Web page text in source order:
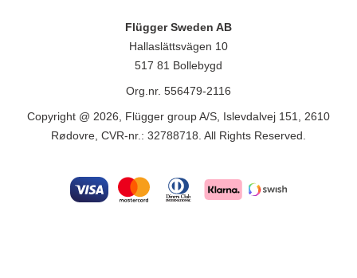
Flügger Sweden AB
Hallaslättsvägen 10
517 81 Bollebygd
Org.nr. 556479-2116
Copyright @ 2026, Flügger group A/S, Islevdalvej 151, 2610
Rødovre, CVR-nr.: 32788718. All Rights Reserved.